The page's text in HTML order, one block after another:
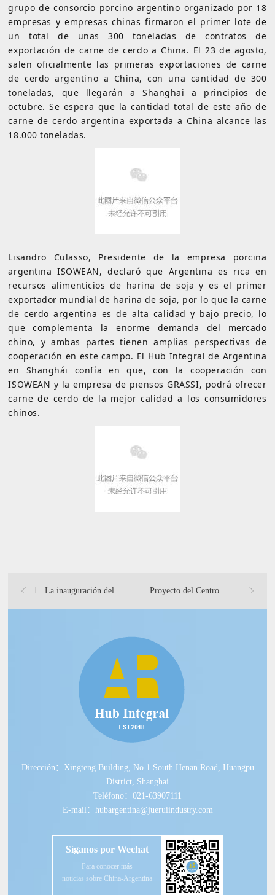
grupo de consorcio porcino argentino organizado por 18
empresas y empresas chinas firmaron el primer lote de
un total de unas 300 toneladas de contratos de
exportación de carne de cerdo a China. El 23 de agosto,
salen oficialmente las primeras exportaciones de carne
de cerdo argentino a China, con una cantidad de 300
toneladas, que llegarán a Shanghai a principios de
octubre. Se espera que la cantidad total de este año de
carne de cerdo argentina exportada a China alcance las
18.000 toneladas.
Lisandro Culasso, Presidente de la empresa porcina
argentina ISOWEAN, declaró que Argentina es rica en
recursos alimenticios de harina de soja y es el primer
exportador mundial de harina de soja, por lo que la carne
de cerdo argentina es de alta calidad y bajo precio, lo
que complementa la enorme demanda del mercado
chino, y ambas partes tienen amplias perspectivas de
cooperación en este campo. El Hub Integral de Argentina
en Shanghái confía en que, con la cooperación con
ISOWEAN y la empresa de piensos GRASSI, podrá ofrecer
carne de cerdo de la mejor calidad a los consumidores
chinos.
La inauguración del Centro de Distibución de Productos de Ar Proyecto del Centro de Comercio de Productos Importados de A
Dirección：Xingteng Building, No.1 South Henan Road, Huangpu
District, Shanghai
Teléfono：021-63907111
E-mail：hubargentina@jueruiindustry.com
Síganos por Wechat
Para conocer más
noticias sobre China-Argentina